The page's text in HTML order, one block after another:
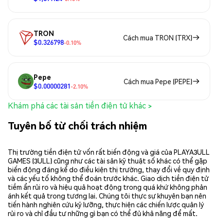
TRON
$0.326798-0.10%
Cách mua TRON (TRX)
Pepe
$0.00000281-2.10%
Cách mua Pepe (PEPE)
Khám phá các tài sản tiền điện tử khác >
Tuyên bố từ chối trách nhiệm
Thị trường tiền điện tử vốn rất biến động và giá của PLAYA3ULL
GAMES (3ULL) cũng như các tài sản kỹ thuật số khác có thể gặp
biến động đáng kể do điều kiện thị trường, thay đổi về quy định
và các yếu tố không thể đoán trước khác. Giao dịch tiền điện tử
tiềm ẩn rủi ro và hiệu quả hoạt động trong quá khứ không phản
ánh kết quả trong tương lai. Chúng tôi thực sự khuyên bạn nên
tiến hành nghiên cứu kỹ lưỡng, thực hiện các chiến lược quản lý
rủi ro và chỉ đầu tư những gì bạn có thể đủ khả năng để mất.